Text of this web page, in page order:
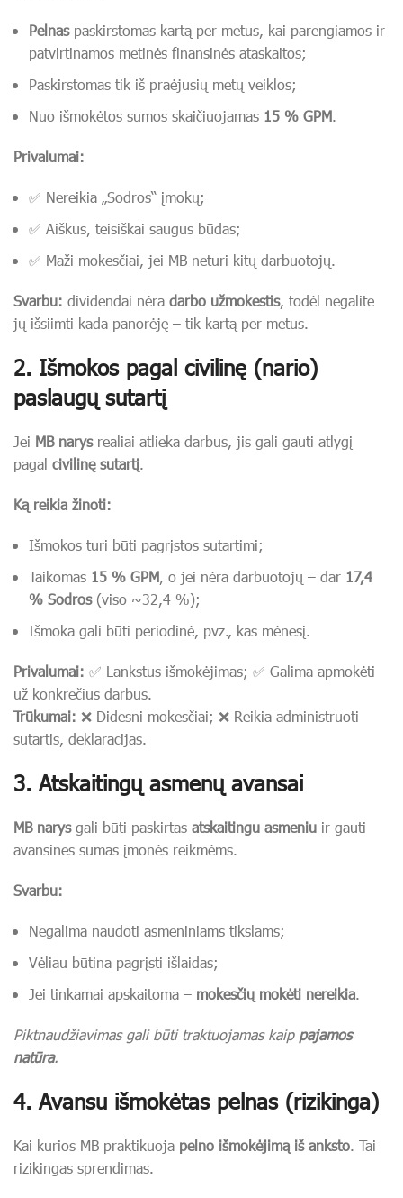
Pelnaspaskirstomas kartą per metus, kai parengiamos ir
patvirtinamos metinės finansinės ataskaitos;
Paskirstomas tik iš praėjusių metų veiklos;
Nuo išmokėtos sumos skaičiuojamas 15 % GPM.
Privalumai:
✅ Nereikia „Sodros“ įmokų;
✅ Aiškus, teisiškai saugus būdas;
✅ Maži mokesčiai, jei MB neturi kitų darbuotojų.
Svarbu: dividendai nėra darbo užmokestis, todėl negalite
jų išsiimti kada panorėję – tik kartą per metus.
2. Išmokos pagal civilinę (nario)
paslaugų sutartį
Jei MB narysrealiai atlieka darbus, jis gali gauti atlygį
pagal civilinę sutartį.
Ką reikia žinoti:
Išmokos turi būti pagrįstos sutartimi;
Taikomas 15 % GPM, o jei nėra darbuotojų – dar 17,4
% Sodros(viso ~32,4 %);
Išmoka gali būti periodinė, pvz., kas mėnesį.
Privalumai: ✅ Lankstus išmokėjimas; ✅ Galima apmokėti
už konkrečius darbus.
Trūkumai: ❌ Didesni mokesčiai; ❌ Reikia administruoti
sutartis, deklaracijas.
3. Atskaitingų asmenų avansai
MB narysgali būti paskirtas atskaitingu asmeniu ir gauti
avansines sumas įmonės reikmėms.
Svarbu:
Negalima naudoti asmeniniams tikslams;
Vėliau būtina pagrįsti išlaidas;
Jei tinkamai apskaitoma – mokesčių mokėti nereikia.
Piktnaudžiavimas gali būti traktuojamas kaip pajamos
natūra.
4. Avansu išmokėtas pelnas (rizikinga)
Kai kurios MB praktikuoja pelno išmokėjimą iš anksto. Tai
rizikingas sprendimas.